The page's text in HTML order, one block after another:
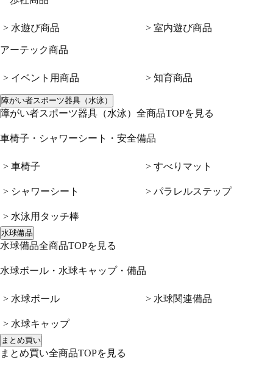
> 水遊び商品 > 室内遊び商品
アーテック商品
> イベント用商品 > 知育商品
障がい者スポーツ器具（水泳）
障がい者スポーツ器具（水泳）全商品TOPを見る
車椅子・シャワーシート・安全備品
> 車椅子
> シャワーシート
> 水泳用タッチ棒
> すべりマット
> パラレルステップ
水球備品
水球備品全商品TOPを見る
水球ボール・水球キャップ・備品
> 水球ボール
> 水球キャップ
> 水球関連備品
まとめ買い
まとめ買い全商品TOPを見る